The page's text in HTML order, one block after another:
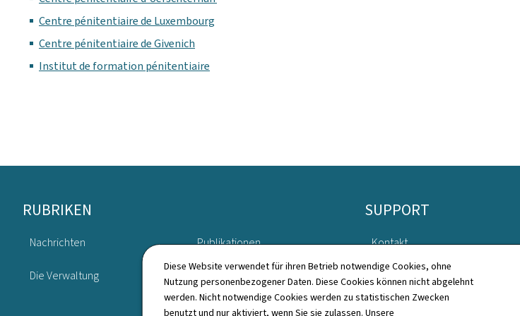
Diese Website verwendet für ihren Betrieb notwendige Cookies, ohne
Nutzung personenbezogener Daten. Diese Cookies können nicht abgelehnt
werden. Nicht notwendige Cookies werden zu statistischen Zwecken
benutzt und nur aktiviert, wenn Sie sie zulassen. Unsere
Centre pénitentiaire de Luxembourg
Centre pénitentiaire de Givenich
Institut de formation pénitentiaire
Footer
RUBRIKEN
Nachrichten
Die Verwaltung
Publikationen
Verzeichnis
SUPPORT
Kontakt
Sitemap
Informationen zur Webseite